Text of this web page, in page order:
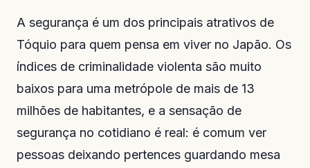
A segurança é um dos principais atrativos de
Tóquio para quem pensa em viver no Japão. Os
índices de criminalidade violenta são muito
baixos para uma metrópole de mais de 13
milhões de habitantes, e a sensação de
segurança no cotidiano é real: é comum ver
pessoas deixando pertences guardando mesa